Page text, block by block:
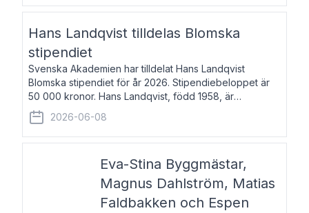
Hans Landqvist tilldelas Blomska
stipendiet
Svenska Akademien har tilldelat Hans Landqvist
Blomska stipendiet för år 2026. Stipendiebeloppet är
50 000 kronor. Hans Landqvist, född 1958, är
professor i svenska vid Göteborgs universitet. Han
disputerade år 2000 på avhandlingen Författn
2026-06-08
Eva-Stina Byggmästar,
Magnus Dahlström, Matias
Faldbakken och Espen